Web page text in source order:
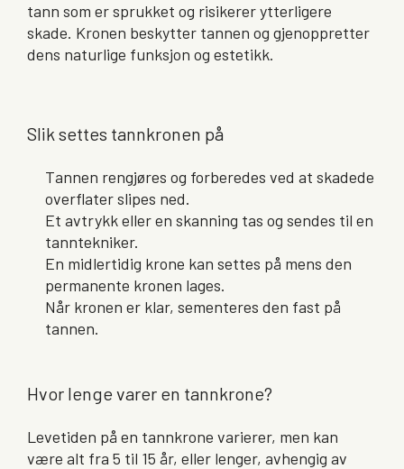
tann som er sprukket og risikerer ytterligere
skade. Kronen beskytter tannen og gjenoppretter
dens naturlige funksjon og estetikk.
Slik settes tannkronen på
Tannen rengjøres og forberedes ved at skadede
overflater slipes ned.
Et avtrykk eller en skanning tas og sendes til en
tanntekniker.
En midlertidig krone kan settes på mens den
permanente kronen lages.
Når kronen er klar, sementeres den fast på
tannen.
Hvor lenge varer en tannkrone?
Levetiden på en tannkrone varierer, men kan
være alt fra 5 til 15 år, eller lenger, avhengig av